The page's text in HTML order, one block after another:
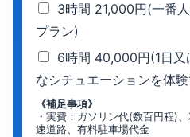
3時間 21,000円(一番
プラン)
6時間 40,000円(1日又
なシチュエーションを体
《補足事項》
・実費：ガソリン代(数百円程)
速道路、有料駐車場代金